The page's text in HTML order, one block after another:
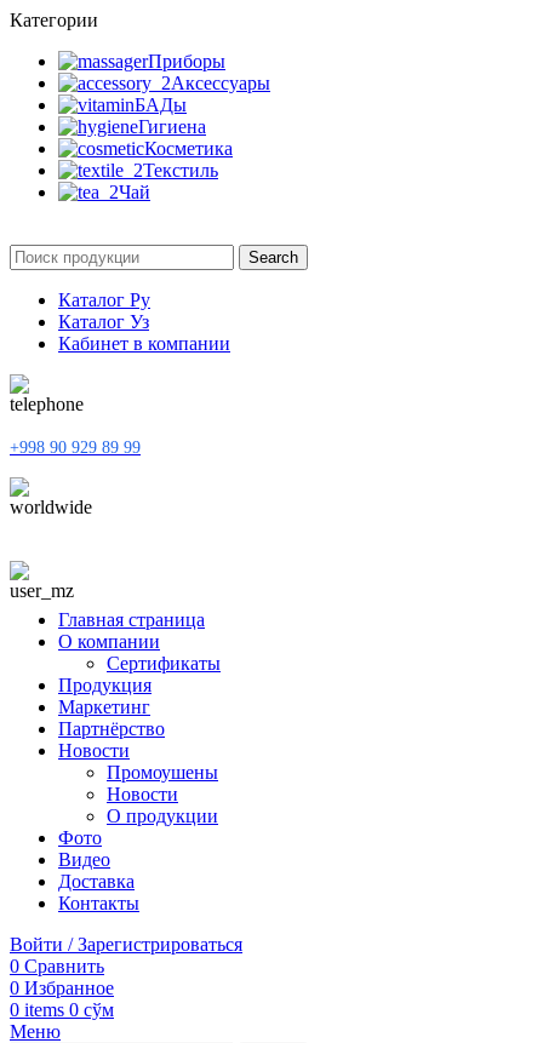
Категории
Приборы
Аксессуары
БАДы
Гигиена
Косметика
Текстиль
Чай
Search
Каталог Ру
Каталог Уз
Кабинет в компании
+998 90 929 89 99
Главная страница
О компании
Сертификаты
Продукция
Маркетинг
Партнёрство
Новости
Промоушены
Новости
О продукции
Фото
Видео
Доставка
Контакты
Войти / Зарегистрироваться
0 Сравнить
0 Избранное
0 items 0 сўм
Меню